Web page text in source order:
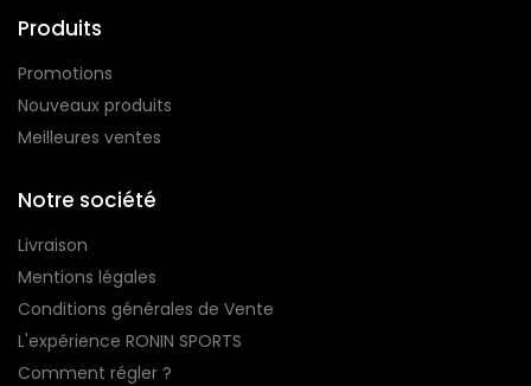
Produits
Promotions
Nouveaux produits
Meilleures ventes
Notre société
Livraison
Mentions légales
Conditions générales de Vente
L'expérience RONIN SPORTS
Comment régler ?